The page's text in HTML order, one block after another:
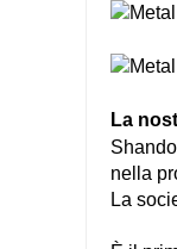
La
nella
La